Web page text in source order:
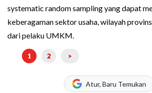
systematic random sampling yang dapat
keberagaman sektor usaha, wilayah
dari pelaku UMKM.
1 2 >
Atur, Baru Temukan